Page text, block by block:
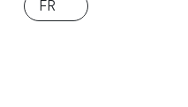
FR
Denner. Inscrivez-